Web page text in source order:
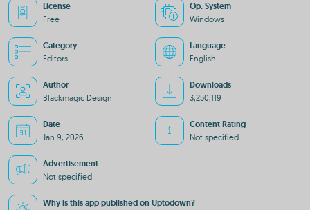
License
Free
Op. System
Windows
Category
Editors
Language
English
Author
Blackmagic Design
Downloads
3,250,119
Date
Jan 9, 2026
Content Rating
Not specified
Advertisement
Not specified
Why is this app published on Uptodown?